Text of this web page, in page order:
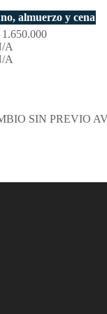
almuerzo y cena
1.650.000
A
A
SIN PREVIO